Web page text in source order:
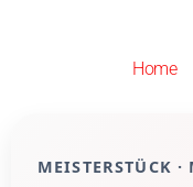
Home
MEISTERSTÜCK ·